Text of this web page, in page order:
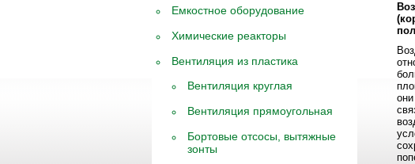
Емкостное оборудование
Химические реакторы
Вентиляция из пластика
Вентиляция круглая
Вентиляция прямоугольная
Бортовые отсосы, вытяжные
зонты